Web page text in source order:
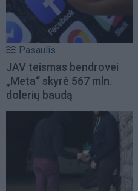
Pasaulis
JAV teismas bendrovei
„Meta“ skyrė 567 mln.
dolerių baudą